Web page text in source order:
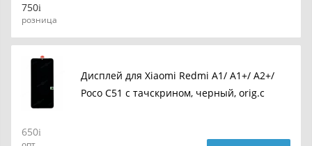
750
розница
Дисплей для Xiaomi Redmi A1/ A1+/ A2+/
Poco C51 с тачскрином, черный, orig.c
650